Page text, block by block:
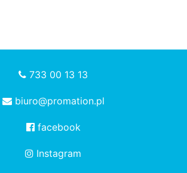
733 00 13 13
biuro@promation.pl
facebook
Instagram